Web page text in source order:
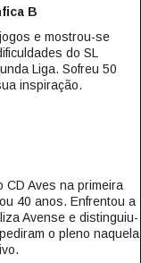
B
e mostrou-se
do SL
Liga. Sofreu 50
inspiração.
CD Aves na primeira
40 anos. Enfrentou a
Avense e distinguiu-
o pleno naquela